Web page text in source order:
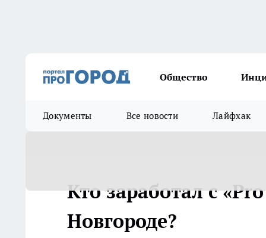
Общество
Документы Все новости Лайфхак
Кто заработал с
Новгороде?